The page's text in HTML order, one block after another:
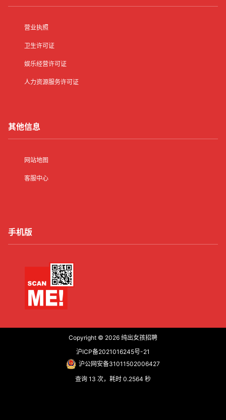
营业执照
卫生许可证
娱乐经营许可证
人力资源服务许可证
其他信息
网站地图
客服中心
手机版
Copyright © 2026 纯出女孩招聘
沪ICP备2021016245号-21
沪公网安备31011502006427
查询 13 次，耗时 0.2564 秒